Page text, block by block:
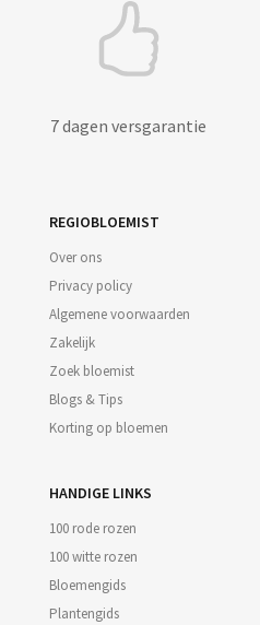
7 dagen versgarantie
REGIOBLOEMIST
Over ons
Privacy policy
Algemene voorwaarden
Zakelijk
Zoek bloemist
Blogs & Tips
Korting op bloemen
HANDIGE LINKS
100 rode rozen
100 witte rozen
Bloemengids
Plantengids